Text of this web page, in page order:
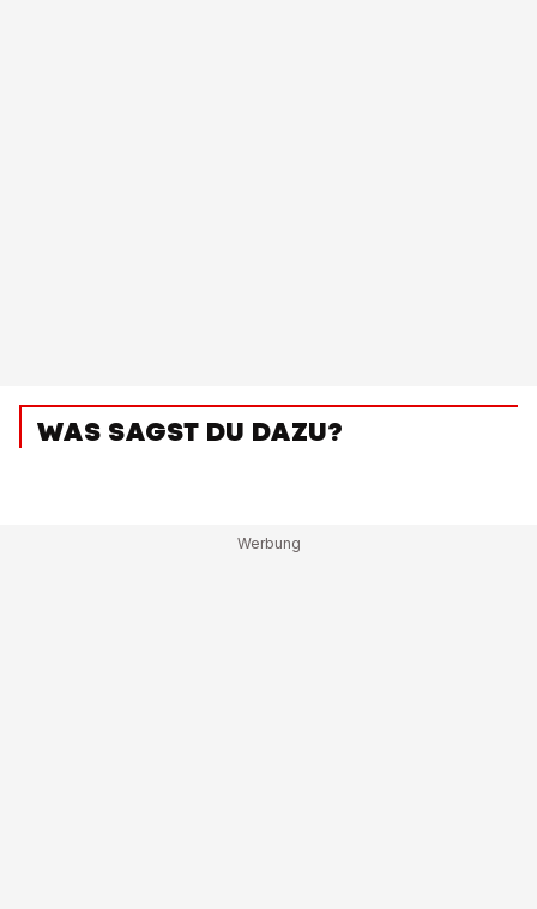
WAS SAGST DU DAZU?